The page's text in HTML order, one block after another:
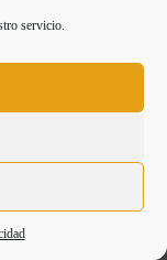
servicio.
de